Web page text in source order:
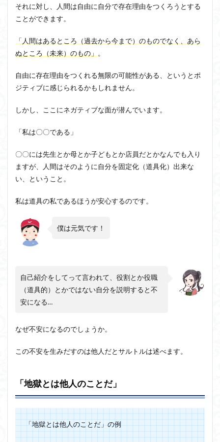
それに対し、人間は自由に自分で存在理由をつくろうとする
ことができます。
「人間はあるところ（過去から今まで）のものでなく、あら
ぬところ（未来）のもの」 。
自由に存在理由をつくれる無限の可能性がある、というとポ
ジティブに感じられるかもしれません。
しかし、ここにネガティブな面が潜んでいます。
「私は〇〇である」
〇〇には先生とか母とか子どもとか店員だとかなんでも入り
ますが、人間はそのように自分を固定化（道具化）出来な
い、ということ。
私は道具の私であるほうが安心するのです。
僕は元気です！
自己紹介をしてって言われて、役割とか役職
（道具的）とかではない自分を説明すると不
安になる…
なぜ不安になるのでしょうか。
この不安を生みだすのは他人だとサルトルは述べます。
「地獄とは他人のことだ」
「地獄とは他人のことだ」の例